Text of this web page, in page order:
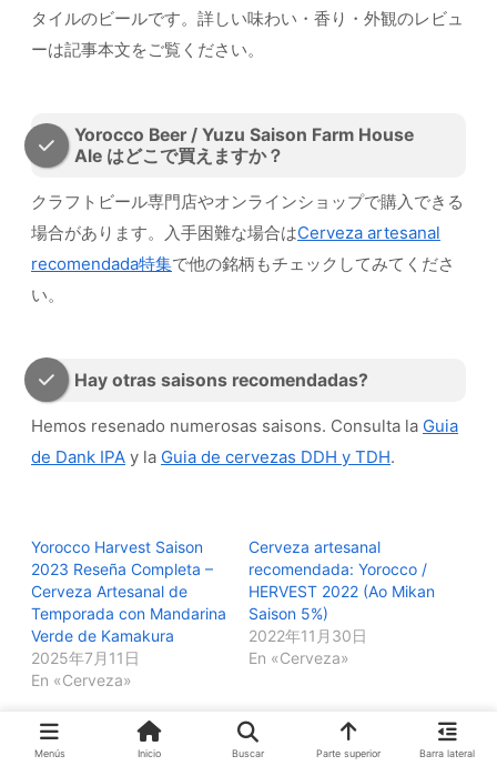
タイルのビールです。詳しい味わい・香り・外観のレビュ
ーは記事本文をご覧ください。
Yorocco Beer / Yuzu Saison Farm House
Ale はどこで買えますか？
クラフトビール専門店やオンラインショップで購入できる
場合があります。入手困難な場合はCerveza artesanal
recomendada特集で他の銘柄もチェックしてみてくださ
い。
Hay otras saisons recomendadas?
Hemos resenado numerosas saisons. Consulta la Guia
de Dank IPA y la Guia de cervezas DDH y TDH.
Yorocco Harvest Saison
2023 Reseña Completa –
Cerveza Artesanal de
Temporada con Mandarina
Verde de Kamakura
2025年7月11日
En «Cerveza»
Cerveza artesanal
recomendada: Yorocco /
HERVEST 2022 (Ao Mikan
Saison 5%)
2022年11月30日
En «Cerveza»
Cerveza artesanal
recomendada: Yorocco /
Dunkel Lager (5%)
Menús Inicio Buscar Parte superior Barra lateral